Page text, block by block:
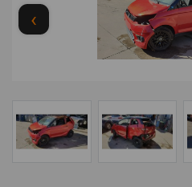
‹